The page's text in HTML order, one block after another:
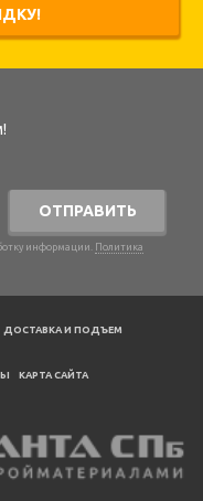
ОТПРАВИТЬ
информации. Политика
ДОСТАВКА И ПОДЪЕМ
КАРТА САЙТА